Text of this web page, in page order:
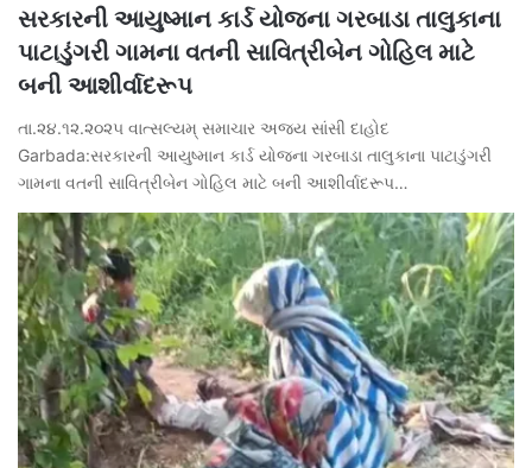
સરકારની આયુષ્માન કાર્ડ યોજના ગરબાડા તાલુકાના
પાટાડુંગરી ગામના વતની સાવિત્રીબેન ગોહિલ માટે
બની આશીર્વાદરૂપ
તા.૨૪.૧૨.૨૦૨૫ વાત્સલ્યમ્ સમાચાર અજય સાંસી દાહોદ
Garbada:સરકારની આયુષ્માન કાર્ડ યોજના ગરબાડા તાલુકાના પાટાડુંગરી
ગામના વતની સાવિત્રીબેન ગોહિલ માટે બની આશીર્વાદરૂપ…